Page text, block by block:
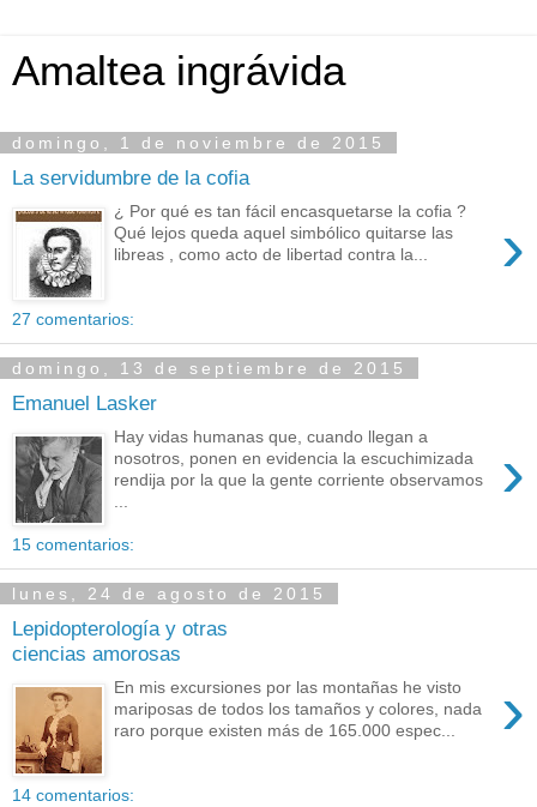
Amaltea ingrávida
domingo, 1 de noviembre de 2015
La servidumbre de la cofia
›
¿ Por qué es tan fácil encasquetarse la cofia ?
Qué lejos queda aquel simbólico quitarse las
libreas , como acto de libertad contra la...
27 comentarios:
domingo, 13 de septiembre de 2015
Emanuel Lasker
›
Hay vidas humanas que, cuando llegan a
nosotros, ponen en evidencia la escuchimizada
rendija por la que la gente corriente observamos
...
15 comentarios:
lunes, 24 de agosto de 2015
Lepidopterología y otras
ciencias amorosas
›
En mis excursiones por las montañas he visto
mariposas de todos los tamaños y colores, nada
raro porque existen más de 165.000 espec...
14 comentarios: